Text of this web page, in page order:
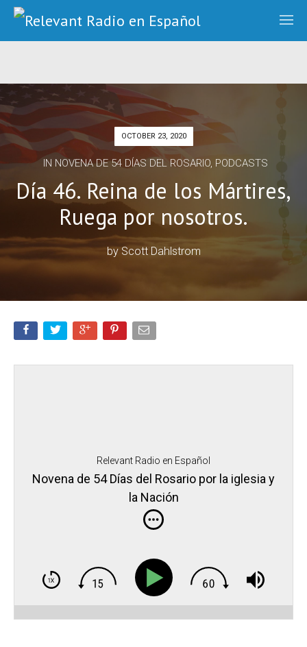
OCTOBER 23, 2020
IN NOVENA DE 54 DÍAS DEL ROSARIO, PODCASTS
Día 46. Reina de los Mártires,
Ruega por nosotros.
by Scott Dahlstrom
Relevant Radio en Español
Novena de 54 Días del Rosario por la iglesia y
la Nación